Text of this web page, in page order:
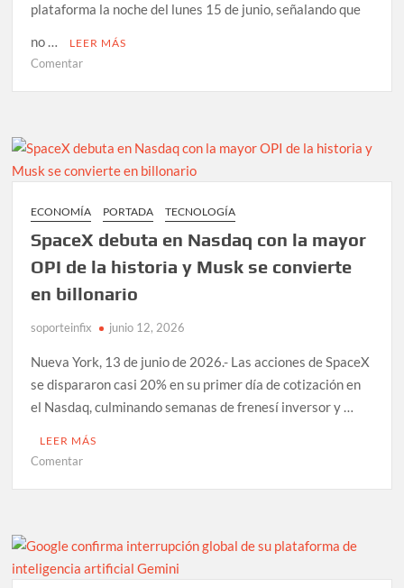
plataforma la noche del lunes 15 de junio, señalando que
no …
LEER MÁS
Comentaren
global
servidores
Xbox;
Microsoft
confirma
ECONOMÍA PORTADA TECNOLOGÍA
SpaceX debuta en Nasdaq con la mayor
OPI de la historia y Musk se convierte
en billonario
soporteinfix junio 12, 2026
Nueva York, 13 de junio de 2026.- Las acciones de SpaceX
se dispararon casi 20% en su primer día de cotización en
el Nasdaq, culminando semanas de frenesí inversor y …
LEER MÁS
Comentaren
Nasdaq
la